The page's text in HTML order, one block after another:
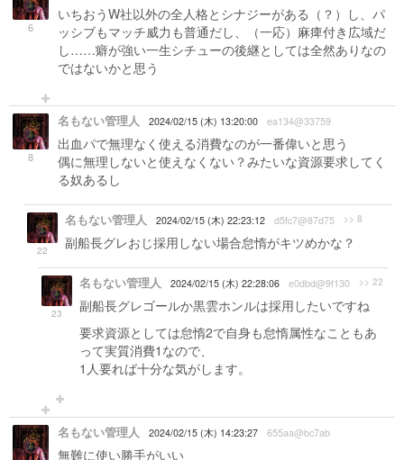
6
いちおうW社以外の全人格とシナジーがある（？）し、パ
ッシブもマッチ威力も普通だし、（一応）麻痺付き広域だ
し……癖が強い一生シチューの後継としては全然ありなの
ではないかと思う
8
名もない管理人 2024/02/15 (木) 13:20:00 ea134@33759
出血パで無理なく使える消費なのが一番偉いと思う
偶に無理しないと使えなくない？みたいな資源要求してく
る奴あるし
22
名もない管理人 2024/02/15 (木) 22:23:12 d5fc7@87d75 >> 8
副船長グレおじ採用しない場合怠惰がキツめかな？
23
名もない管理人 2024/02/15 (木) 22:28:06 e0dbd@9f130 >> 22
副船長グレゴールか黒雲ホンルは採用したいですね
要求資源としては怠惰2で自身も怠惰属性なこともあ
って実質消費1なので、
1人要れば十分な気がします。
名もない管理人 2024/02/15 (木) 14:23:27 655aa@bc7ab
無難に使い勝手がいい